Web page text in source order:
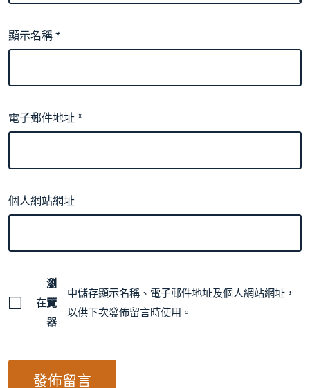
顯示名稱*
電子郵件地址*
個人網站網址
在
瀏
覽
器
中儲存顯示名稱、電子郵件地址及個人網站網址，
以供下次發佈留言時使用。